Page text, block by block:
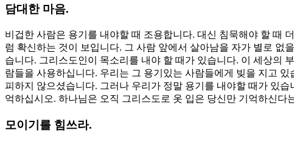
담대한 마음.
비겁한 사람은 용기를 내야할 때 조용합니다. 대신 침묵해야 할 때
럼 확신하는 것이 보입니다. 그 사람 앞에서 살아남을 자가 별로 없
습니다. 그리스도인이 목소리를 내야 할 때가 있습니다. 이 세상의
람들을 사용하십니다. 우리는 그 용기있는 사람들에게 빚을 지고
피하지 않으셨습니다. 그러나 우리가 정말 용기를 내야할 때가 있
억하십시오. 하나님은 오직 그리스도로 옷 입은 당신만 기억하신다
모이기를 힘쓰라.